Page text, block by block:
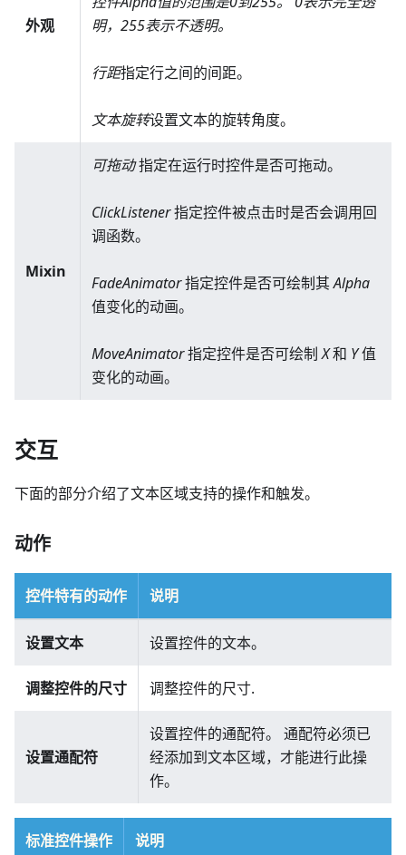
外观
明，255表示不透明。
行距指定行之间的间距。
文本旋转设置文本的旋转角度。
Mixin
可拖动指定在运行时控件是否可拖动。
ClickListener指定控件被点击时是否会调用回
调函数。
FadeAnimator指定控件是否可绘制其Alpha
值变化的动画。
MoveAnimator指定控件是否可绘制X和 Y值
变化的动画。
交互
下面的部分介绍了文本区域支持的操作和触发。
动作
控件特有的动作 说明
设置文本 设置控件的文本。
调整控件的尺寸 调整控件的尺寸.
设置通配符
设置控件的通配符。 通配符必须已
经添加到文本区域，才能进行此操
作。
标准控件操作 说明